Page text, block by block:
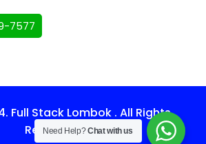
7577
Full Stack Lombok . All Rights
Reserved.
Need Help?Chat with us